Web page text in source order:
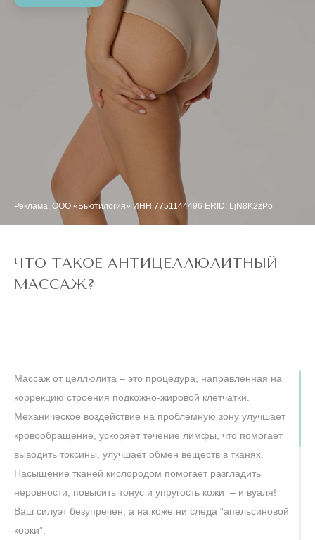
Реклама. ООО «Бьютилогия» ИНН 7751144496 ERID: LjN8K2zPo
ЧТО ТАКОЕ АНТИЦЕЛЛЮЛИТНЫЙ
МАССАЖ?
Массаж от целлюлита – это процедура, направленная на
коррекцию строения подкожно-жировой клетчатки.
Механическое воздействие на проблемную зону улучшает
кровообращение, ускоряет течение лимфы, что помогает
выводить токсины, улучшает обмен веществ в тканях.
Насыщение тканей кислородом помогает разгладить
неровности, повысить тонус и упругость кожи – и вуаля!
Ваш силуэт безупречен, а на коже ни следа “апельсиновой
корки”.